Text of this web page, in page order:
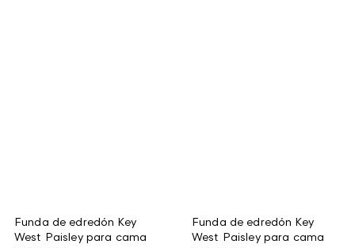
Funda de edredón Key
West Paisley para cama
Funda de edredón Key
West Paisley para cama